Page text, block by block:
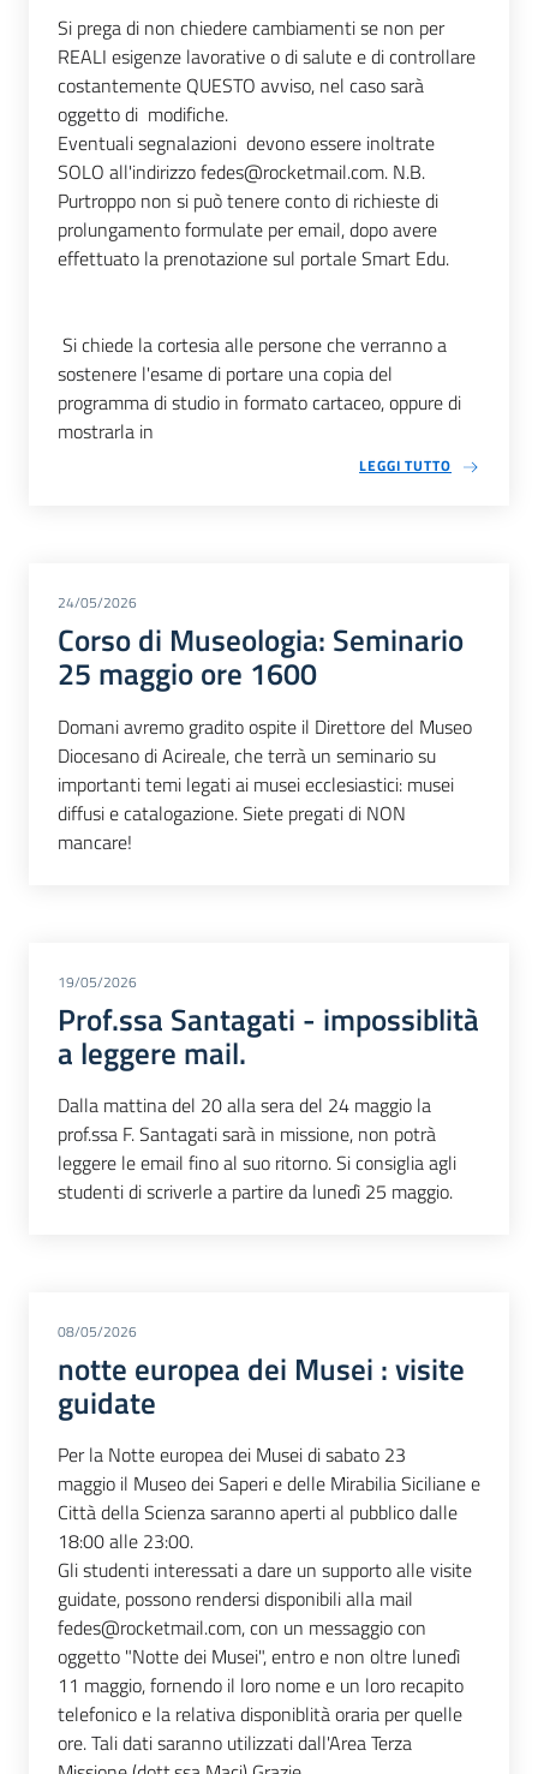
Si prega di non chiedere cambiamenti se non per
REALI esigenze lavorative o di salute e di controllare
costantemente QUESTO avviso, nel caso sarà
oggetto di modifiche.
Eventuali segnalazioni devono essere inoltrate
SOLO all'indirizzo fedes@rocketmail.com. N.B.
Purtroppo non si può tenere conto di richieste di
prolungamento formulate per email, dopo avere
effettuato la prenotazione sul portale Smart Edu.
Si chiede la cortesia alle persone che verranno a
sostenere l'esame di portare una copia del
programma di studio in formato cartaceo, oppure di
mostrarla in
LEGGI TUTTO
24/05/2026
Corso di Museologia: Seminario
25 maggio ore 1600
Domani avremo gradito ospite il Direttore del Museo
Diocesano di Acireale, che terrà un seminario su
importanti temi legati ai musei ecclesiastici: musei
diffusi e catalogazione. Siete pregati di NON
mancare!
19/05/2026
Prof.ssa Santagati - impossiblità
a leggere mail.
Dalla mattina del 20 alla sera del 24 maggio la
prof.ssa F. Santagati sarà in missione, non potrà
leggere le email fino al suo ritorno. Si consiglia agli
studenti di scriverle a partire da lunedì 25 maggio.
08/05/2026
notte europea dei Musei : visite
guidate
Per la Notte europea dei Musei di sabato 23
maggio il Museo dei Saperi e delle Mirabilia Siciliane e
Città della Scienza saranno aperti al pubblico dalle
18:00 alle 23:00.
Gli studenti interessati a dare un supporto alle visite
guidate, possono rendersi disponibili alla mail
fedes@rocketmail.com, con un messaggio con
oggetto "Notte dei Musei", entro e non oltre lunedì
11 maggio, fornendo il loro nome e un loro recapito
telefonico e la relativa disponiblità oraria per quelle
ore. Tali dati saranno utilizzati dall'Area Terza